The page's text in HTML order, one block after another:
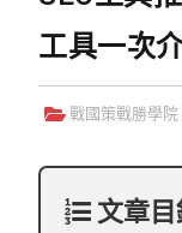
工具一次
戰國策戰勝學院
文章目